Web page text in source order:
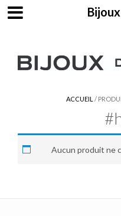
ACCUEIL /
Aucun produit ne